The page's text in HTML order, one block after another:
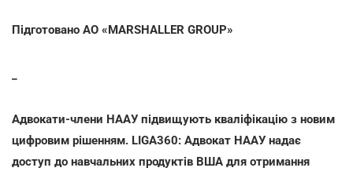
Підготовано АО «MARSHALLER GROUP»
Адвокати-члени НААУ підвищують кваліфікацію з новим
цифровим рішенням. LIGA360: Адвокат НААУ надає
доступ до навчальних продуктів ВША для отримання